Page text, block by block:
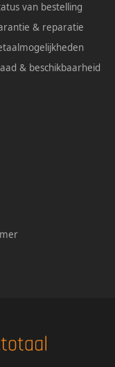
van bestelling
& reparatie
& beschikbaarheid